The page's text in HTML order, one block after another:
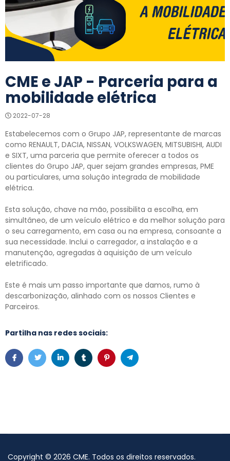
CME e JAP - Parceria para a
mobilidade elétrica
2022-07-28
Estabelecemos com o Grupo JAP, representante de marcas
como RENAULT, DACIA, NISSAN, VOLKSWAGEN, MITSUBISHI, AUDI
e SIXT, uma parceria que permite oferecer a todos os
clientes do Grupo JAP, quer sejam grandes empresas, PME
ou particulares, uma solução integrada de mobilidade
elétrica.
Esta solução, chave na mão, possibilita a escolha, em
simultâneo, de um veículo elétrico e da melhor solução para
o seu carregamento, em casa ou na empresa, consoante a
sua necessidade. Inclui o carregador, a instalação e a
manutenção, agregadas à aquisição de um veículo
eletrificado.
Este é mais um passo importante que damos, rumo à
descarbonização, alinhado com os nossos Clientes e
Parceiros.
Partilha nas redes sociais:
Copyright © 2026 CME. Todos os direitos reservados.